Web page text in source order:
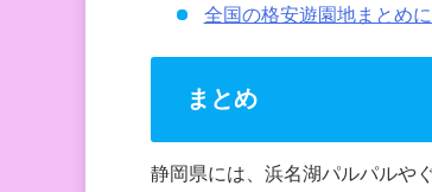
全国の格安遊園地まとめ
まとめ
静岡県には、浜名湖パルパルや